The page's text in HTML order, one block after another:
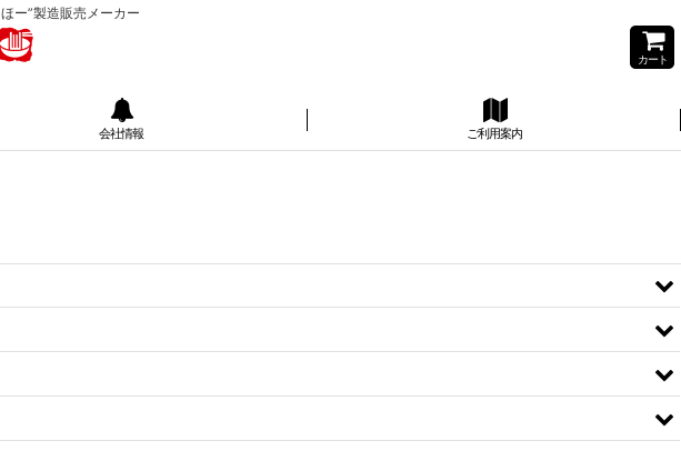
ー”製造販売メーカー
カート
会社情報 ご利用案内